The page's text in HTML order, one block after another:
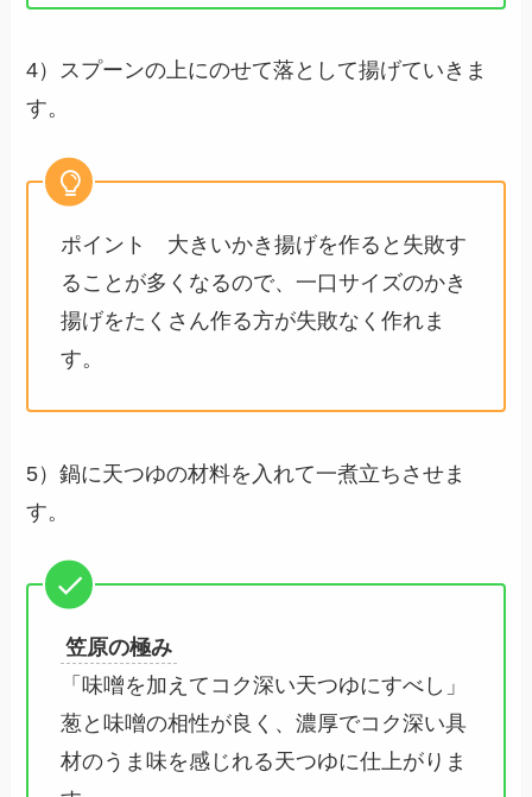
4）スプーンの上にのせて落として揚げていきま
す。
ポイント 大きいかき揚げを作ると失敗す
ることが多くなるので、一口サイズのかき
揚げをたくさん作る方が失敗なく作れま
す。
5）鍋に天つゆの材料を入れて一煮立ちさせま
す。
笠原の極み
「味噌を加えてコク深い天つゆにすべし」
葱と味噌の相性が良く、濃厚でコク深い具
材のうま味を感じれる天つゆに仕上がりま